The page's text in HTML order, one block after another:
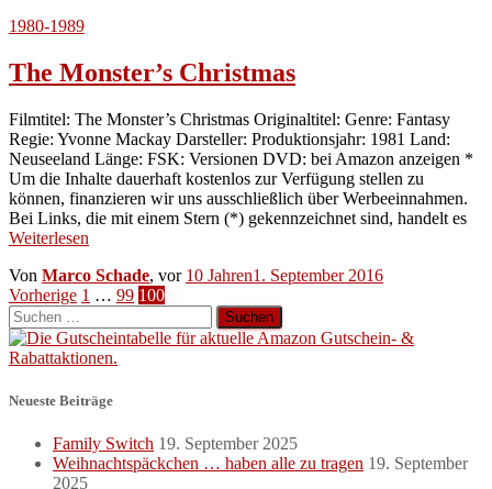
1980-1989
The Monster’s Christmas
Filmtitel: The Monster’s Christmas Originaltitel: Genre: Fantasy
Regie: Yvonne Mackay Darsteller: Produktionsjahr: 1981 Land:
Neuseeland Länge: FSK: Versionen DVD: bei Amazon anzeigen *
Um die Inhalte dauerhaft kostenlos zur Verfügung stellen zu
können, finanzieren wir uns ausschließlich über Werbeeinnahmen.
Bei Links, die mit einem Stern (*) gekennzeichnet sind, handelt es
Weiterlesen
Von Marco Schade, vor 10 Jahren1. September 2016
Seitennummerierung
der
Beiträge
Vorherige 1 … 99 100
Suchen
nach:
Neueste Beiträge
Family Switch 19. September 2025
Weihnachtspäckchen … haben alle zu tragen 19. September
2025